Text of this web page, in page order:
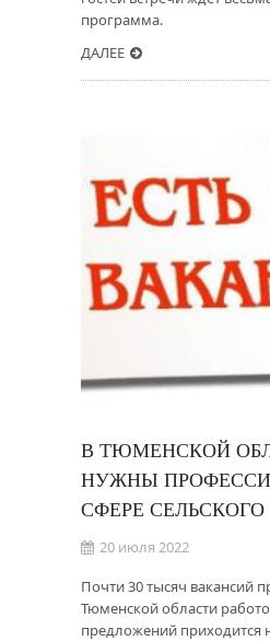
программа.
ДАЛЕЕ
В ТЮМЕНСКОЙ
НУЖНЫ
СФЕРЕ
20 июля 2022
Почти 30 тысяч вакансий
Тюменской области
предложений приходится